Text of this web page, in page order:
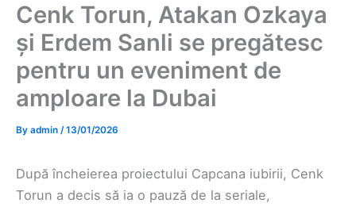
Cenk Torun, Atakan Ozkaya
și Erdem Sanli se pregătesc
pentru un eveniment de
amploare la Dubai
By admin /13/01/2026
După încheierea proiectului Capcana iubirii, Cenk
Torun a decis să ia o pauză de la seriale,